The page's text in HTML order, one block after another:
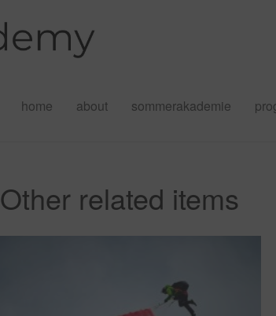
home about sommerakademie
Other related items